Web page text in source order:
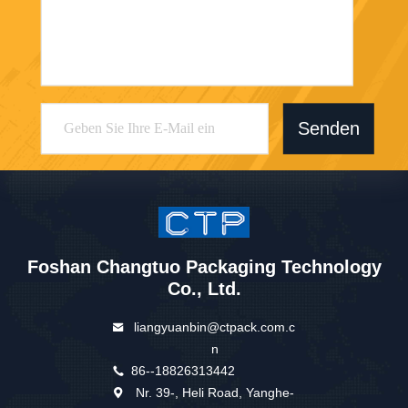
Senden
Foshan Changtuo Packaging Technology
Co., Ltd.
liangyuanbin@ctpack.com.c
n
86--18826313442
Nr. 39-, Heli Road, Yanghe-